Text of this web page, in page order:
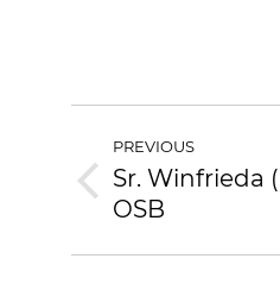
PREVIOUS
Sr. Winfrieda
OSB